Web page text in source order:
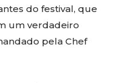
do festival, que
um verdadeiro
pela Chef